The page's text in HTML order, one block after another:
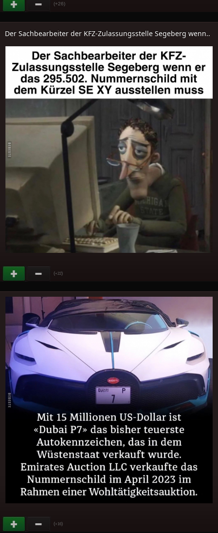
(+26)
Der Sachbearbeiter der KFZ-Zulassungsstelle Segeberg wenn..
(+22)
(+16)